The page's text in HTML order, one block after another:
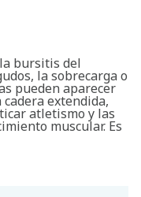
bursitis del
la sobrecarga o
pueden aparecer
extendida,
atletismo y las
muscular. Es